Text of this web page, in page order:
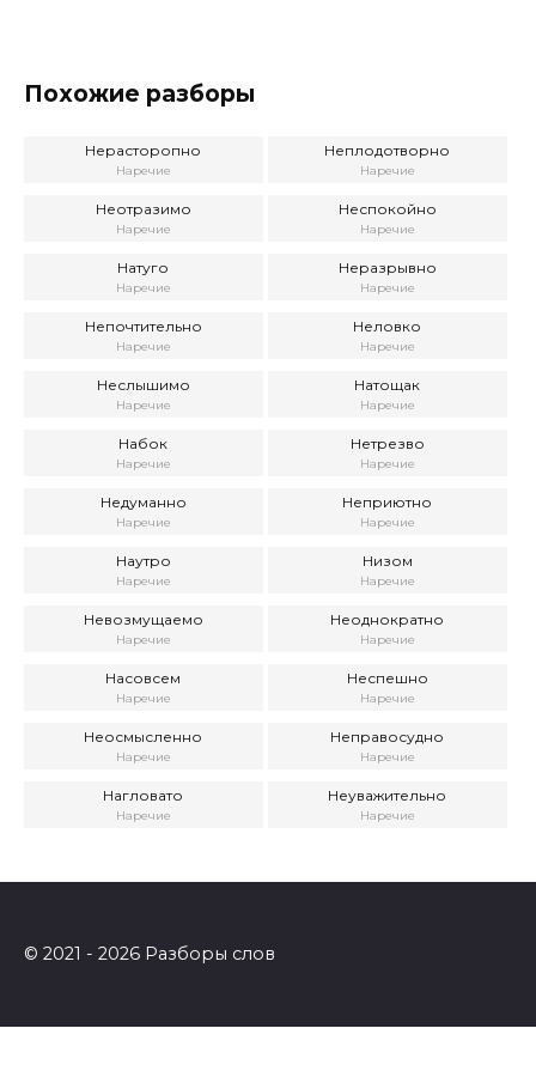
Похожие разборы
Нерасторопно
Наречие
Неплодотворно
Наречие
Неотразимо
Наречие
Неспокойно
Наречие
Натуго
Наречие
Неразрывно
Наречие
Непочтительно
Наречие
Неловко
Наречие
Неслышимо
Наречие
Натощак
Наречие
Набок
Наречие
Нетрезво
Наречие
Недуманно
Наречие
Неприютно
Наречие
Наутро
Наречие
Низом
Наречие
Невозмущаемо
Наречие
Неоднократно
Наречие
Насовсем
Наречие
Неспешно
Наречие
Неосмысленно
Наречие
Неправосудно
Наречие
Нагловато
Наречие
Неуважительно
Наречие
© 2021 - 2026 Разборы слов